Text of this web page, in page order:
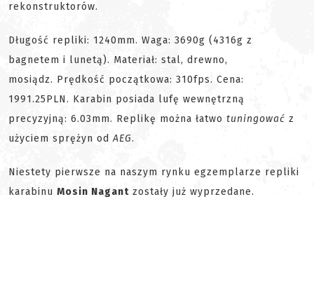
rekonstruktorów.
Długość repliki: 1240mm. Waga: 3690g (4316g z
bagnetem i lunetą). Materiał: stal, drewno,
mosiądz. Prędkość początkowa: 310fps. Cena:
1991.25PLN. Karabin posiada lufę wewnętrzną
precyzyjną: 6.03mm. Replikę można łatwo tuningować z
użyciem sprężyn od AEG.
Niestety pierwsze na naszym rynku egzemplarze repliki
karabinu Mosin Nagant zostały już wyprzedane.